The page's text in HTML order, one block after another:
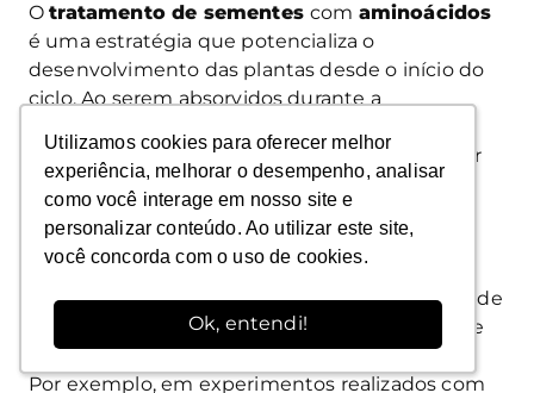
Utilizamos cookies para oferecer melhor
experiência, melhorar o desempenho, analisar
como você interage em nosso site e
personalizar conteúdo. Ao utilizar este site,
você concorda com o uso de cookies.
Ok, entendi!
Utilizamos cookies para oferecer melhor
experiência, melhorar o desempenho, analisar
como você interage em nosso site e
personalizar conteúdo. Ao utilizar este site,
você concorda com o uso de cookies.
Ok, entendi!
Otratamento de sementescom aminoácidos
é uma estratégia que potencializa o
desenvolvimento das plantas desde o início do
ciclo. Ao serem absorvidos durante a
crescimento radicular , proporcionando maior
eficiência na absorção deáguaenutrientes
Resultados observados em estudos:
Maior comprimento total das raízes.
Diminuição dos impactos negativos de
produtos fitossanitários na qualidade
das sementes.
Por exemplo, em experimentos realizados com